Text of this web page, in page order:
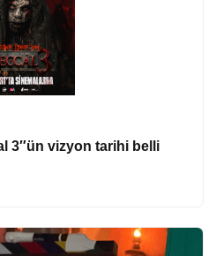
3″ün vizyon tarihi belli